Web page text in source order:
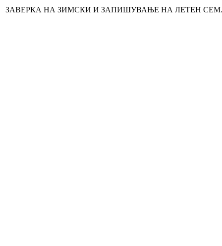
ЗАВЕРКА НА ЗИМСКИ И ЗАПИШУВАЊЕ НА ЛЕТЕН СЕМ.